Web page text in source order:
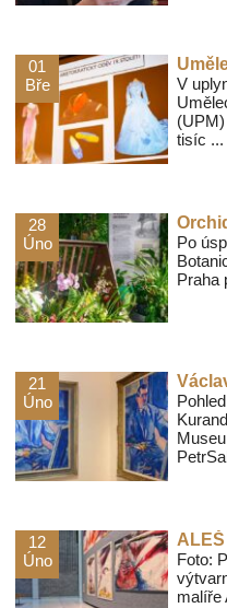
01
Bře
V
tisíc ...
28
Úno
Po
Praha
21
Úno
12
Úno
Foto:
malíře